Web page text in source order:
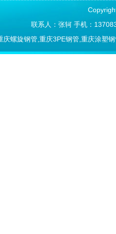
联系人：张轲 手机：
庆螺旋钢管,重庆3PE钢管,重庆涂塑